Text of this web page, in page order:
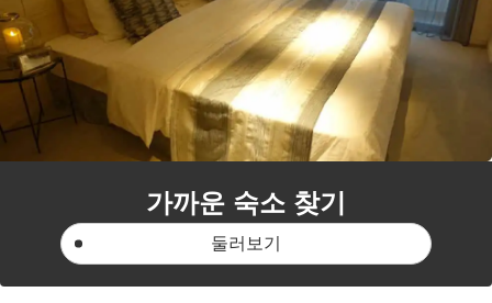
가까운 숙소 찾기
둘러보기